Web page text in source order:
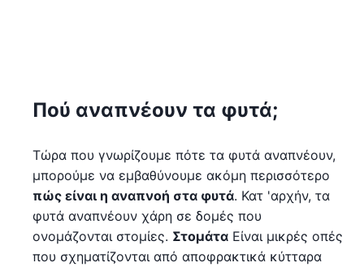
Πού αναπνέουν τα φυτά;
Τώρα που γνωρίζουμε πότε τα φυτά αναπνέουν,
μπορούμε να εμβαθύνουμε ακόμη περισσότερο
πώς είναι η αναπνοή στα φυτά. Κατ 'αρχήν, τα
φυτά αναπνέουν χάρη σε δομές που
ονομάζονται στομίες. Στομάτα Είναι μικρές οπές
που σχηματίζονται από αποφρακτικά κύτταρα